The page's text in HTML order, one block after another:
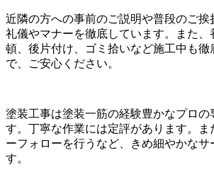
近隣の方への事前のご説明や普段のご挨
礼儀やマナーを徹底しています。また、
頓、後片付け、ゴミ拾いなど施工中も徹
で、ご安心ください。
塗装工事は塗装一筋の経験豊かなプロの
す。丁寧な作業には定評があります。ま
ーフォローを行うなど、きめ細やかなサ
す。